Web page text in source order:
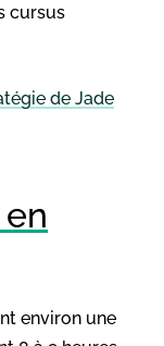
cursus
de Jade
environ une